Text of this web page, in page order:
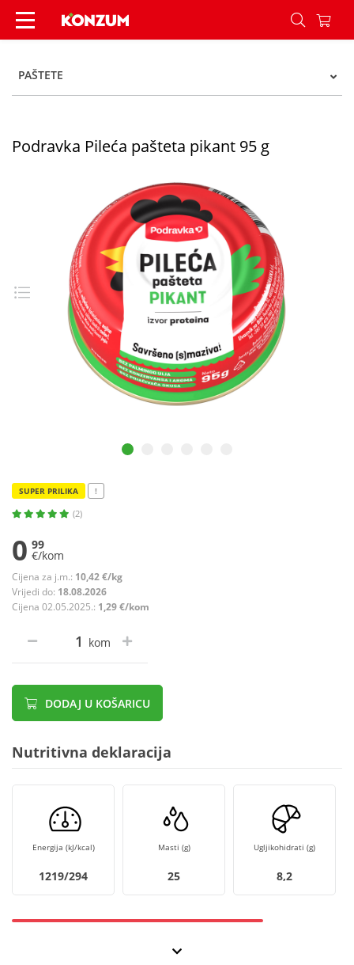
Podravka Pileća pašteta pikant 95 g - Konzum
PAŠTETE
Podravka Pileća pašteta pikant 95 g
SUPER PRILIKA !
(2)
0 99
€/kom
Cijena za j.m.: 10,42 €/kg
Vrijedi do: 18.08.2026
Cijena 02.05.2025.: 1,29 €/kom
kom
DODAJ U KOŠARICU
Nutritivna deklaracija
Energija (kJ/kcal)
1219/294
Masti (g)
25
Ugljikohidrati (g)
8,2